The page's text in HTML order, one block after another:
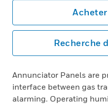
Recherche
Annunciator Panels are
interface between gas
alarming. Operating